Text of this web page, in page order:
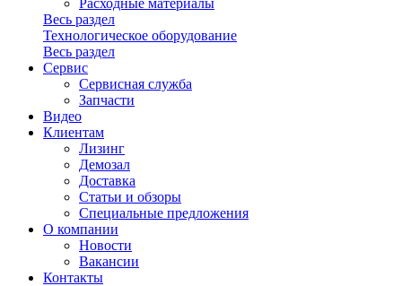
Расходные материалы
Весь раздел
Технологическое оборудование
Весь раздел
Сервис
Сервисная служба
Запчасти
Видео
Клиентам
Лизинг
Демозал
Доставка
Статьи и обзоры
Специальные предложения
О компании
Новости
Вакансии
Контакты